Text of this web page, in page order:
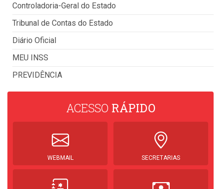
Controladoria-Geral do Estado
Tribunal de Contas do Estado
Diário Oficial
MEU INSS
PREVIDÊNCIA
ACESSO RÁPIDO
WEBMAIL SECRETARIAS